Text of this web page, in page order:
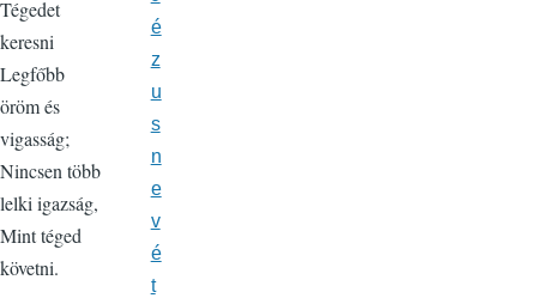
Tégedet
keresni
Legfőbb
öröm és
vigasság;
Nincsen több
lelki igazság,
Mint téged
követni.
é
z
u
s
n
e
v
é
t